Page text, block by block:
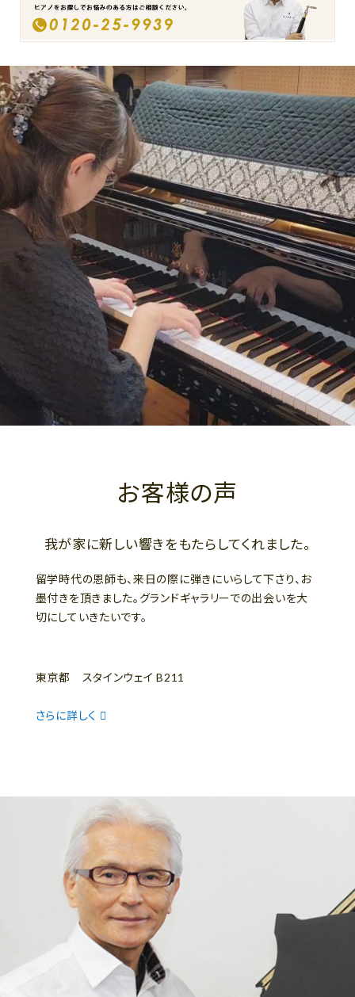
お客様の声
我が家に新しい響きをもたらしてくれました。
留学時代の恩師も、来日の際に弾きにいらして下さり、お
墨付きを頂きました。グランドギャラリーでの出会いを大
切にしていきたいです。
東京都 スタインウェイ B211
さらに詳しく